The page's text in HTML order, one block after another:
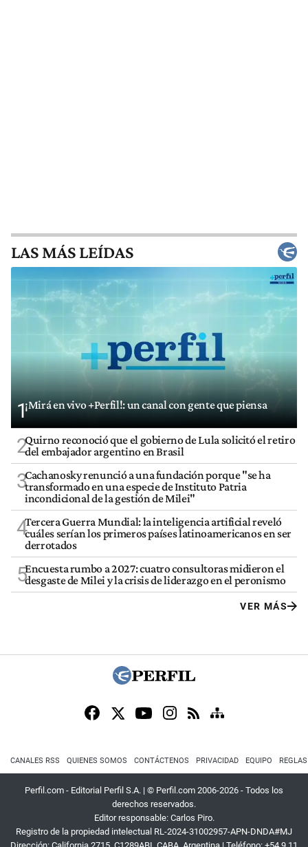
LAS MÁS LEÍDAS
1¡Mirá en vivo +Perfil!: un canal con gente que piensa
2Quirno reconoció que el gobierno de Lula solicitó el retiro
del embajador argentino en Brasil
3Cachanosky renunció a una fundación porque "se ha
transformado en una especie de Instituto Patria
incondicional de la gestión de Milei"
4Tercera Guerra Mundial: la inteligencia artificial reveló
cuáles serían los primeros países latinoamericanos en ser
derrotados
5Encuesta rumbo a 2027: cuatro consultoras midieron el
desgaste de Milei y la crisis de liderazgo en el peronismo
VER MÁS
CANALES RSS QUIENES SOMOS CONTÁCTENOS PRIVACIDAD EQUIPO
Perfil.com - Editorial Perfil S.A. | © Perfil.com 2006-2026 - Todos los
derechos reservados.
Editor responsable: Carlos Piro.
Registro de la propiedad intelectual RL-2024-31002957-APN-DNDA#MJ